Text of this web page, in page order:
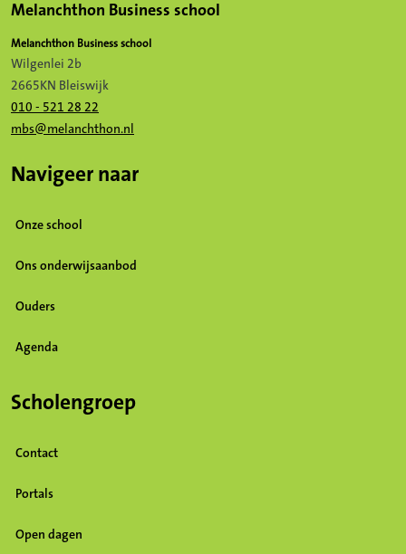
Melanchthon Business school
Melanchthon Business school
Wilgenlei 2b
2665KN Bleiswijk
010 - 521 28 22
mbs@melanchthon.nl
Navigeer naar
Onze school
Ons onderwijsaanbod
Ouders
Agenda
Scholengroep
Contact
Portals
Open dagen